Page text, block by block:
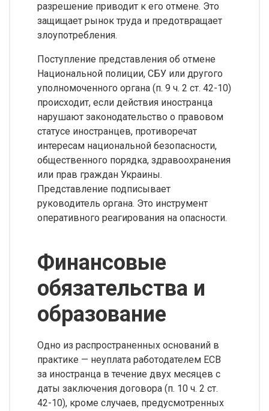
разрешение приводит к его отмене. Это
защищает рынок труда и предотвращает
злоупотребления.
Поступление представления об отмене
Национальной полиции, СБУ или другого
уполномоченного органа (п. 9 ч. 2 ст. 42-10)
происходит, если действия иностранца
нарушают законодательство о правовом
статусе иностранцев, противоречат
интересам национальной безопасности,
общественного порядка, здравоохранения
или прав граждан Украины.
Представление подписывает
руководитель органа. Это инструмент
оперативного реагирования на опасности.
Финансовые
обязательства и
образование
Одно из распространенных оснований в
практике — неуплата работодателем ЕСВ
за иностранца в течение двух месяцев с
даты заключения договора (п. 10 ч. 2 ст.
42-10), кроме случаев, предусмотренных